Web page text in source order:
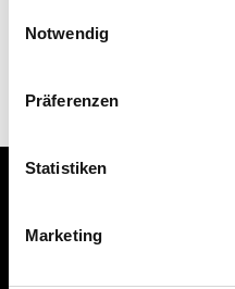
Notwendig
Präferenzen
Statistiken
Marketing
01042_RC Helikopter 2022
01045_RC auto